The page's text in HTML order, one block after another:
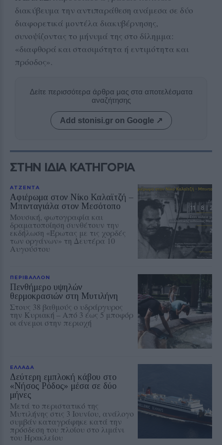
διακύβευμα την αντιπαράθεση ανάμεσα σε δύο
διαφορετικά μοντέλα διακυβέρνησης,
συνοψίζοντας το μήνυμά της στο δίλημμα:
«διαφθορά και στασιμότητα ή εντιμότητα και
πρόοδος».
Δείτε περισσότερα άρθρα μας στα αποτελέσματα
αναζήτησης
Add stonisi.gr on Google ↗
ΣΤΗΝ ΙΔΙΑ ΚΑΤΗΓΟΡΙΑ
ΑΤΖΕΝΤΑ
Αφιέρωμα στον Νίκο Καλαϊτζή –
Μπινταγιάλα στον Μεσότοπο
Μουσική, φωτογραφία και
δραματοποίηση συνθέτουν την
εκδήλωση «Έρωτας με τις χορδές
των οργάνων» τη Δευτέρα 10
Αυγούστου
ΠΕΡΙΒΑΛΛΟΝ
Πενθήμερο υψηλών
θερμοκρασιών στη Μυτιλήνη
Στους 38 βαθμούς ο υδράργυρος
την Κυριακή – Από 3 έως 5 μποφόρ
οι άνεμοι στην περιοχή
ΕΛΛΑΔΑ
Δεύτερη εμπλοκή κάβου στο
«Νήσος Ρόδος» μέσα σε δύο
μήνες
Μετά το περιστατικό της
Μυτιλήνης στις 3 Ιουνίου, ανάλογο
συμβάν καταγράφηκε κατά την
πρόσδεση του πλοίου στο λιμάνι
του Ηρακλείου